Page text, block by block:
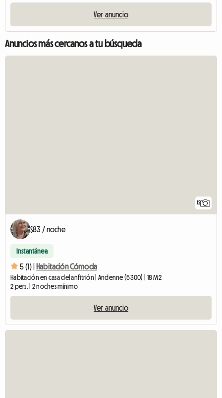
Ver anuncio
Anuncios más cercanos a tu búsqueda
12
$83 / noche
Instantánea
5 (1) | Habitación Cómoda
Habitación en casa del anfitrión | Andenne (5300) | 18 M2
2 pers. | 2 noches mínimo
Ver anuncio